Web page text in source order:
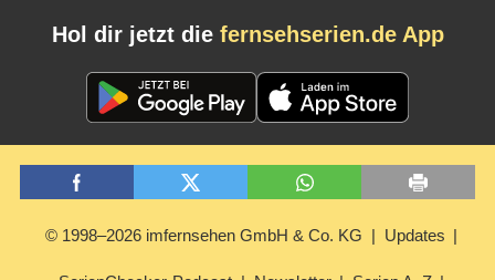
Hol dir jetzt die fernsehserien.de App
© 1998–2026 imfernsehen GmbH & Co. KG Updates